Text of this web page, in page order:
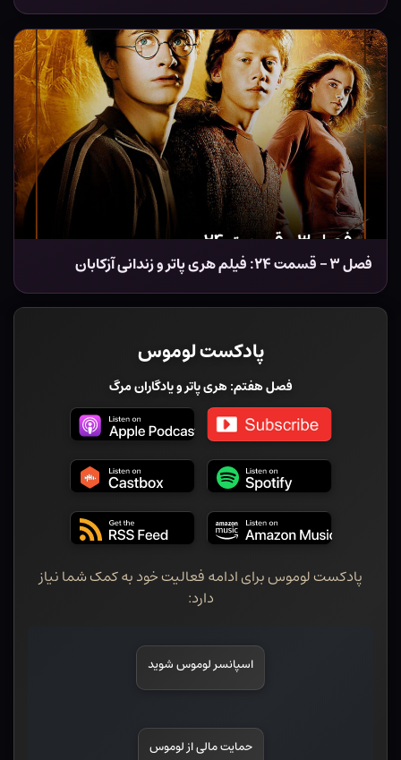
فصل ۳ – قسمت ۲۴: فیلم هری پاتر و زندانی آزکابان
پادکست لوموس
فصل هفتم: هری پاتر و یادگاران مرگ
پادکست لوموس برای ادامه فعالیت خود به کمک شما نیاز
دارد:
اسپانسر لوموس شوید
حمایت مالی از لوموس